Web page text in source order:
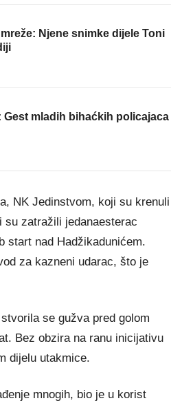
Njene snimke dijele Toni
mladih bihaćkih policajaca
NK Jedinstvom, koji su krenuli
su zatražili jedanaesterac
start nad Hadžikadunićem.
za kazneni udarac, što je
se gužva pred golom
Bez obzira na ranu inicijativu
dijelu utakmice.
mnogih, bio je u korist